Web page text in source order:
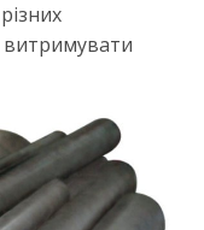
витримувати